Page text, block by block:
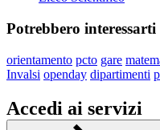
Potrebbero interessarti
orientamento pcto gare
Invalsi openday dipartimenti
Accedi ai servizi